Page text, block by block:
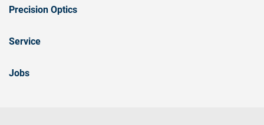
Precision Optics
Service
Jobs